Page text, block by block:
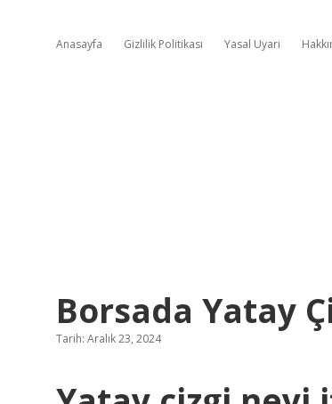
Anasayfa Gizlilik Politikası Yasal Uyarı
Borsada Yatay
Tarih: Aralık 23, 2024